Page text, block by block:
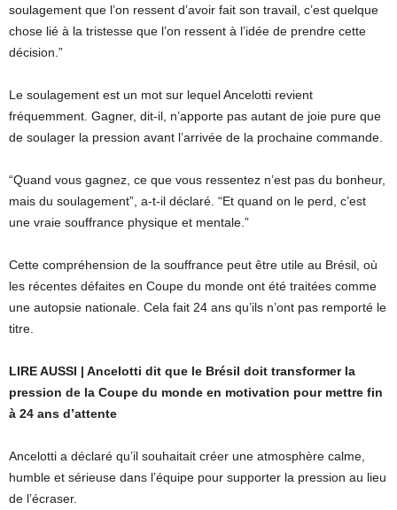
soulagement que l’on ressent d’avoir fait son travail, c’est quelque
chose lié à la tristesse que l’on ressent à l’idée de prendre cette
décision.”
Le soulagement est un mot sur lequel Ancelotti revient
fréquemment. Gagner, dit-il, n’apporte pas autant de joie pure que
de soulager la pression avant l’arrivée de la prochaine commande.
“Quand vous gagnez, ce que vous ressentez n’est pas du bonheur,
mais du soulagement”, a-t-il déclaré. “Et quand on le perd, c’est
une vraie souffrance physique et mentale.”
Cette compréhension de la souffrance peut être utile au Brésil, où
les récentes défaites en Coupe du monde ont été traitées comme
une autopsie nationale. Cela fait 24 ans qu’ils n’ont pas remporté le
titre.
LIRE AUSSI | Ancelotti dit que le Brésil doit transformer la
pression de la Coupe du monde en motivation pour mettre fin
à 24 ans d’attente
Ancelotti a déclaré qu’il souhaitait créer une atmosphère calme,
humble et sérieuse dans l’équipe pour supporter la pression au lieu
de l’écraser.